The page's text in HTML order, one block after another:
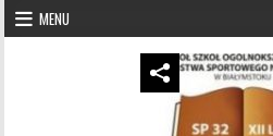
Skip to content
MENU